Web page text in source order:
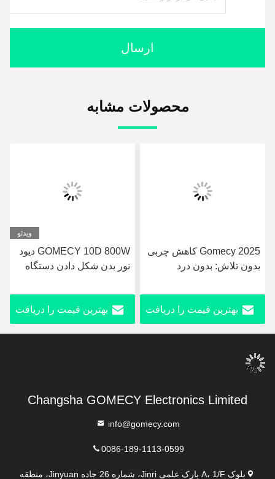
ارسال
محصولات مشابه
GOMECY 10D 800W دیود
نور بدن شکل دادن دستگاه
زیبایی بدون لمس 7 تسلا
Hiemtبهترین قیمت را دریافت
دستگاه ماساژ لیپو، دستگاه
لاغری دیود لیزری با 8 بادل
بهترین قیمت را دریافت
Changsha GOMECY Electronics Limited
info@gomecy.com
0086-189-1113-0599
بلوک A، 1/F پارک علمی Jinri، شماره 26 جاده Jinyuan، منطقه